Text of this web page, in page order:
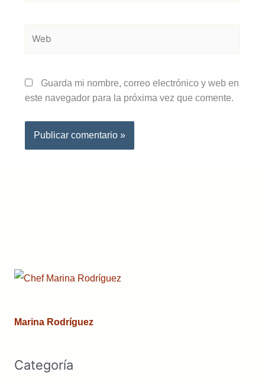
Guarda mi nombre, correo electrónico y web en
este navegador para la próxima vez que comente.
Marina Rodríguez
Categoría